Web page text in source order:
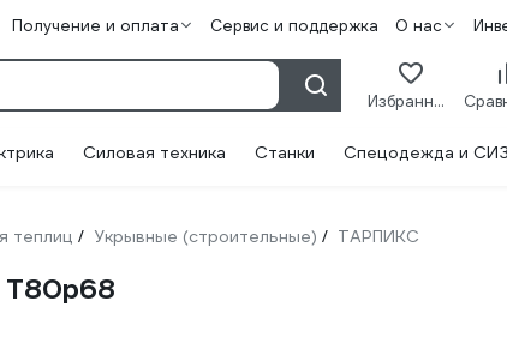
Получение и оплата Сервис и поддержка О нас
Избранное
Силовая техника Станки Спецодежда и СИЗ
теплиц / Укрывные (строительные) / ТАРПИКС